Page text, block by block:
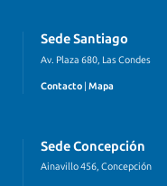
Sede Santiago
Av. Plaza 680, Las Condes
Contacto | Mapa
Sede Concepción
Ainavillo 456, Concepción